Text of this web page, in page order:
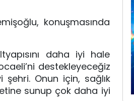
konuşmasında
daha iyi hale
destekleyeceğiz
Onun için, sağlık
sunup çok daha iyi